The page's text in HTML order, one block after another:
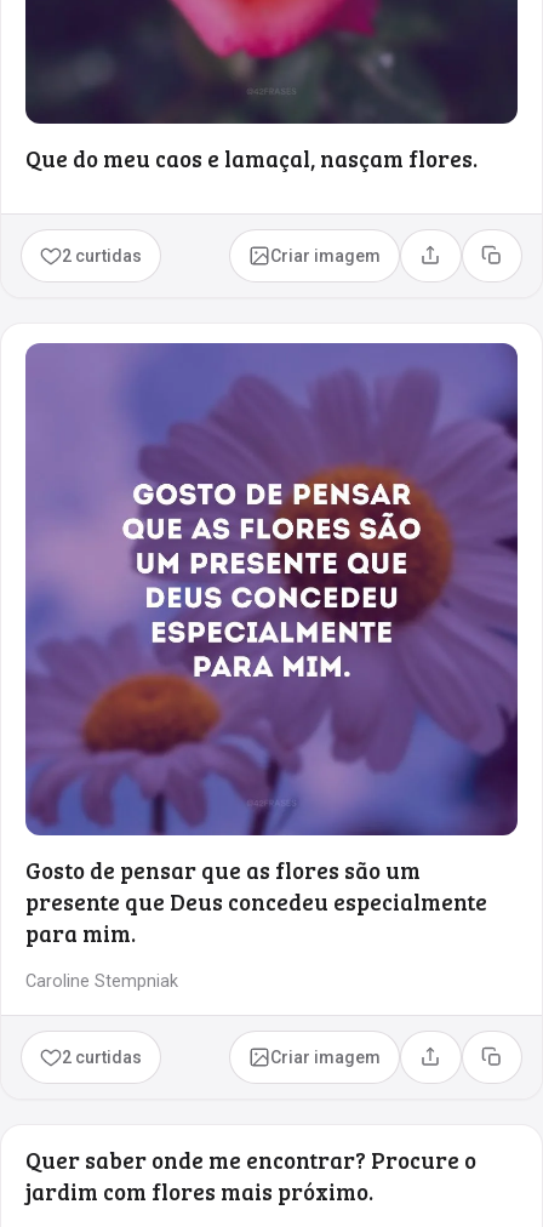
Que do meu caos e lamaçal, nasçam flores.
2 curtidas Criar imagem Compartilhar
Copiar
Gosto de pensar que as flores são um
presente que Deus concedeu especialmente
para mim.
Caroline Stempniak
2 curtidas Criar imagem Compartilhar
Copiar
Quer saber onde me encontrar? Procure o
jardim com flores mais próximo.